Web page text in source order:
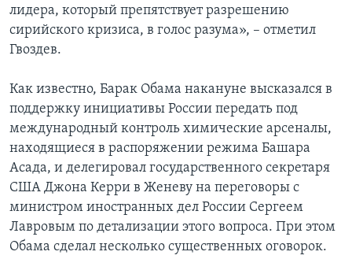
лидера, который препятствует разрешению
сирийского кризиса, в голос разума», – отметил
Гвоздев.
Как известно, Барак Обама накануне высказался в
поддержку инициативы России передать под
международный контроль химические арсеналы,
находящиеся в распоряжении режима Башара
Асада, и делегировал государственного секретаря
США Джона Керри в Женеву на переговоры с
министром иностранных дел России Сергеем
Лавровым по детализации этого вопроса. При этом
Обама сделал несколько существенных оговорок.